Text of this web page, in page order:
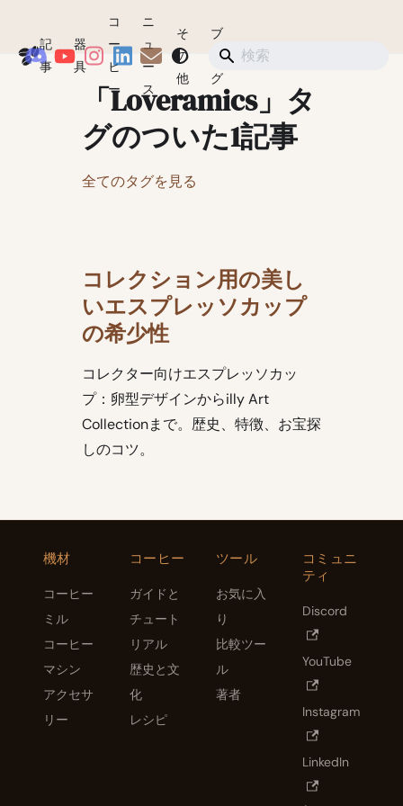
Coffeegeek
記
事
器
具
コ
ー
ヒ
ー
ニ
ュ
ー
ス
そ
の
他
ブ
ロ
グ
ショップ
「Loveramics」タ
グのついた1記事
全てのタグを見る
コレクション用の美し
いエスプレッソカップ
の希少性
コレクター向けエスプレッソカッ
プ：卵型デザインからilly Art
Collectionまで。歴史、特徴、お宝探
しのコツ。
機材
コーヒー
ミル
コーヒー
マシン
アクセサ
リー
コーヒー
ガイドと
チュート
リアル
歴史と文
化
レシピ
ツール
お気に入
り
比較ツー
ル
著者
コミュニ
ティ
Discord
YouTube
Instagram
LinkedIn